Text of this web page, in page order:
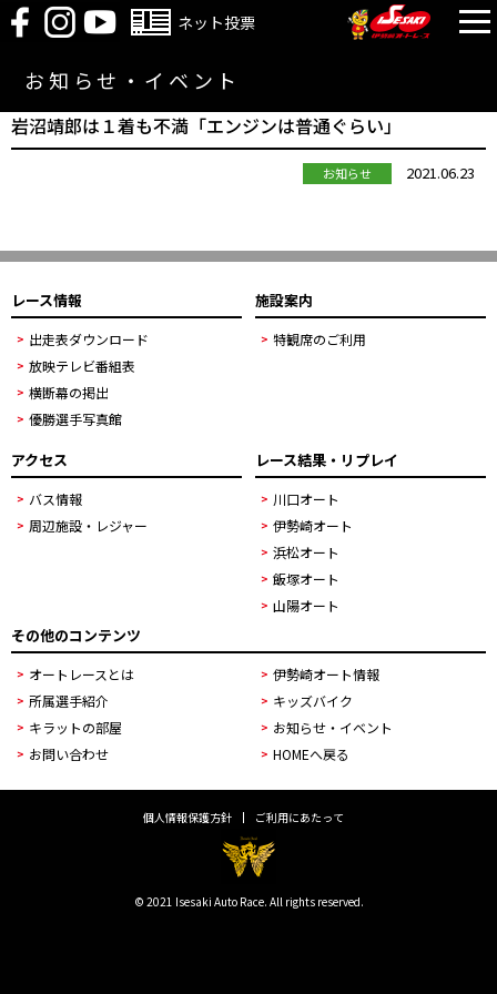
ネット投票
お知らせ・イベント
岩沼靖郎は１着も不満「エンジンは普通ぐらい」
お知らせ 2021.06.23
レース情報
出走表ダウンロード
放映テレビ番組表
横断幕の掲出
優勝選手写真館
施設案内
特観席のご利用
アクセス
バス情報
周辺施設・レジャー
レース結果・リプレイ
川口オート
伊勢崎オート
浜松オート
飯塚オート
山陽オート
その他のコンテンツ
オートレースとは
伊勢崎オート情報
所属選手紹介
キッズバイク
キラットの部屋
お知らせ・イベント
お問い合わせ
HOMEへ戻る
個人情報保護方針 ご利用にあたって
© 2021 Isesaki Auto Race. All rights reserved.